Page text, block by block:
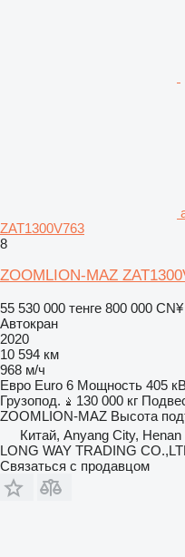
ZAT1300V763
8
ZOOMLION-MAZ
55 530 000 тенге 800 000 CN¥
Автокран
2020
10 594 км
968 м/ч
Евро Euro 6 Мощность 405
Грузопод.
130 000 кг
ZOOMLION-MAZ Высота
Китай, Anyang City,
LONG WAY TRADING
Связаться с продавцом